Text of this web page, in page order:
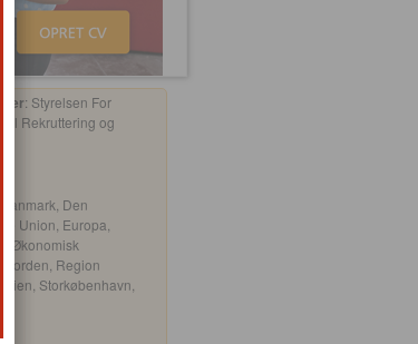
: Styrelsen For
Rekruttering og
: Danmark, Den
Union, Europa,
Økonomisk
Norden, Region
Storkøbenhavn,